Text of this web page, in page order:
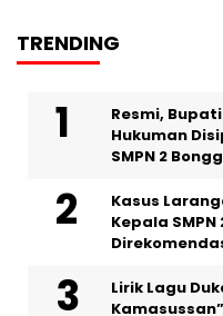
TRENDING
Resmi,
Hukuman
SMPN 2
Kasus
Kepala
Lirik Lagu
Kamasussan”